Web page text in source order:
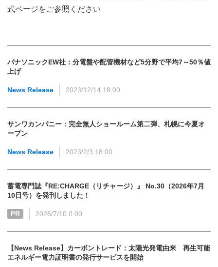
式ページをご参照ください
パナソニックEW社：分電盤や配管機材など5分野で平均7～50％値
上げ
News Release 2023/12/14 18:00
サンワカンパニー：完全無人ショールーム第二弾、札幌に今夏オ
ープン
News Release 2023/2/3 18:00
蓄電専門誌『RE:CHARGE（リチャージ）』 No.30（2026年7月
10日号）を発刊しました！
PR 2026/7/10 0:00
【News Release】カーボントレード：太陽光発電由来 再生可能
エネルギー電力証明書の発行サービスを開始